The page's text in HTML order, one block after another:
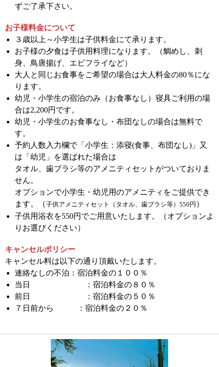
ずご了承下さい。
お子様料金について
３歳以上～小学生は子供料金にて承ります。
お子様の夕食は子供用料理になります。（鯛めし、刺
身、鳥唐揚げ、エビフライなど）
大人と同じお食事をご希望の場合は大人料金の80％にな
ります。
幼児・小学生の宿泊のみ（お食事なし）寝具ご利用の場
合は2,200円です。
幼児・小学生のお食事なし・布団なしの場合は無料で
す。
予約人数入力欄で「小学生：添寝(食事、布団なし)」又
は「幼児」を選ばれた場合は
タオル、歯ブラシ等のアメニティセットがついておりま
せん。
オプションで小学生・幼児用のアメニティをご提供でき
ます。（子供アメニティセット（タオル、歯ブラシ等）550円 ）
子供用浴衣を550円でご用意いたします。（オプションよ
りお選びください）
キャンセルポリシー
キャンセル料は以下の通り頂戴いたします。
連絡なしの不泊：宿泊料金の１００％
当日 ：宿泊料金の８０％
前日 ：宿泊料金の５０％
７日前から ：宿泊料金の２０％